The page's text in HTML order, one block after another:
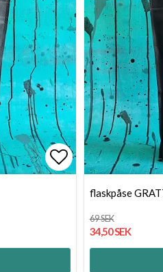
Lägg till i
flaskpåse
69 SEK
34,50 SEK